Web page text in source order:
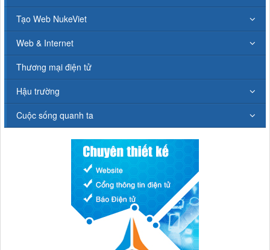
Tạo Web NukeViet
Web & Internet
Thương mại điện tử
Hậu trường
Cuộc sống quanh ta